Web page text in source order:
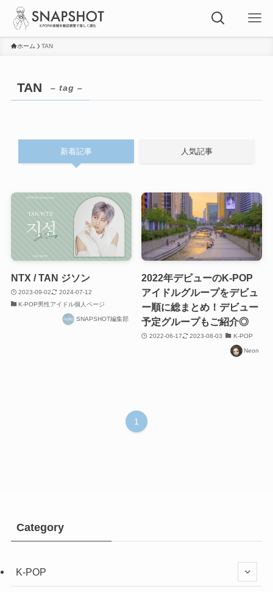
ホーム TAN
TAN – tag –
新着記事 人気記事
NTX / TAN ジソン
2023-09-02
2024-07-12
K-POP男性アイドル個人ページ
SNAPSHOT編集部
2022年デビューのK-POP
アイドルグループをデビュ
ー順に総まとめ！デビュー
予定グループもご紹介◎
2022-06-17 2023-08-03 K-POP
Neon
1
Category
K-POP